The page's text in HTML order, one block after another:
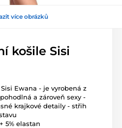
více obrázků
košile Sisi
Ewana - je vyrobená z
a zároveň sexy -
krajkové detaily - střih
5% elastan